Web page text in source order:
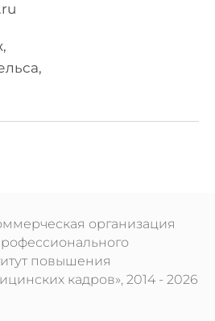
организация
повышения
кадров», 2014 ‐ 2026